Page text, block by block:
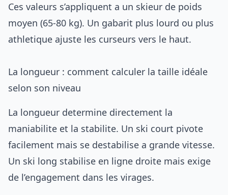
Ces valeurs s’appliquent a un skieur de poids
moyen (65-80 kg). Un gabarit plus lourd ou plus
athletique ajuste les curseurs vers le haut.
La longueur : comment calculer la taille idéale
selon son niveau
La longueur determine directement la
maniabilite et la stabilite. Un ski court pivote
facilement mais se destabilise a grande vitesse.
Un ski long stabilise en ligne droite mais exige
de l’engagement dans les virages.